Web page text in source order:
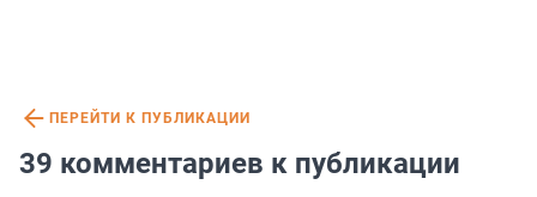
ПЕРЕЙТИ К ПУБЛИКАЦИИ
39 комментариев к публикации